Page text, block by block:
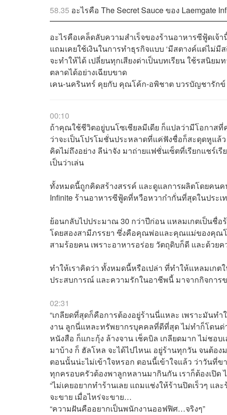
58.35 อะไรคือ The Secret Sauce ของ Laemgate
อะไรคือเคล็ดลับความสำเร็จของร้านอาหารซีฟู้ดเจ้
แถมเคยใช้เงินในการทำธุรกิจแบบ ‘มีสตางค์แต่ไม่
จะทำให้ได้ เปลี่ยนทุกเสียงด่าเป็นบทเรียน ใช้รสนิย
ตลาดได้อย่างเฉียบขาด
เคน-นครินทร์ คุยกับ คุณโค้ก-อพิชาต บวรบัญชารักข์
00:10
ถ้าคุณใช้ชีวิตอยู่บนโซเชียลมีเดีย ก็แปลว่ามีโอกาส
ว่าจะเป็นโปรโมชั่นประหลาดที่แค่ฟังชื่อก็สะดุดหูแล้ว
คิดไม่ถึงอย่าง ลีน่าจัง มาถ่ายแฟชั่นเซ็ตที่เรียกแชร์
เป็นว่าเล่น
ทั้งหมดนี้ถูกคิดสร้างสรรค์ และดูแลการผลิตโดยคน
Infinite ร้านอาหารซีฟู้ดที่หวือหวาก๋ากั่นที่สุดในประเ
ย้อนกลับไปประมาณ 30 กว่าปีก่อน แหลมเกตเป็นชื่อ
โดยสองสามีภรรยา ซึ่งคือคุณพ่อและคุณแม่ของคุณ
สามร้อยคน เพราะอาหารอร่อย วัตถุดิบก็ดี และด้ว
ทำให้เราคิดว่า ทั้งหมดนี้หรือเปล่า ที่ทำให้แหลมเก
ประสบการณ์ และความรักในอาชีพนี้ มาจากกิจกา
02:31
“เกลียดที่สุดก็คือการต้องอยู่ร้านนี่แหละ เพราะมันท
งาน ลูกนี่แหละทรัพยากรบุคคลที่ดีที่สุด ไม่ทำก็โดนด่
หนังสือ ก็แกะกุ้ง ล้างจาน เช็คบิล เกลียดมาก ไม่ชอบ
มาบ้าง ก็ ฮัลโหล จะได้ไปไหนเ อยู่ร้านทุกวัน จนต้อง
ตอนนั้นน่ะไม่เข้าใจหรอก ตอนนี้เข้าใจแล้ว ว่าวันที่
ทุกครอบครัวต้องพาลูกหลานมากินกัน เราก็ต้องเปิด
“ไม่เคยอยากทำร้านเลย แถมแช่งให้ร้านปิดเร็วๆ แ
จะขาย เมื่อไหร่จะขาย…
“ความฝันคืออยากเป็นพนักงานออฟฟิศ…จริงๆ”